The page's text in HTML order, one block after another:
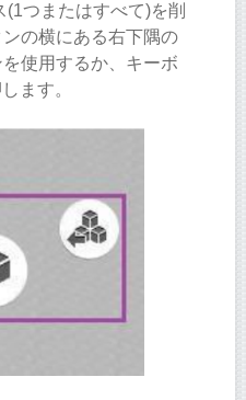
つまたはすべて)を削
の横にある右下隅の
使用するか、キーボ
ます。